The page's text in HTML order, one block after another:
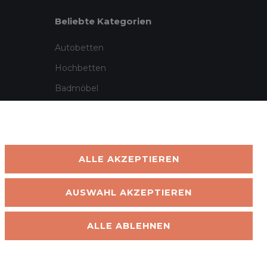
Beliebte Kategorien
Autobetten
Hochbetten
Badmöbel
ALLE AKZEPTIEREN
AUSWAHL AKZEPTIEREN
ALLE ABLEHNEN